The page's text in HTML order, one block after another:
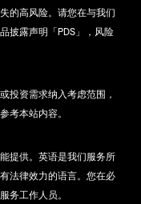
的高风险。请您在与我们
披露声明「PDS」，风险
投资需求纳入考虑范围，
考本站内容。
提供。英语是我们服务所
法律效力的语言。您在必
务工作人员。